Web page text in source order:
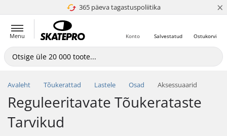
365 päeva tagastuspoliitika
4.8 paljaks 5 ×
Menu Ostukorvi
Salvestatud
Konto
Avaleht Tõukerattad Lastele Osad Aksessuaarid
Reguleeritavate Tõukerataste
Tarvikud